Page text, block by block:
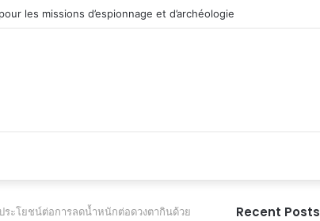
essor
ะโยชน์ต่อการลดน้ำหนักต่อดวงตากินด้วย
Recent Posts